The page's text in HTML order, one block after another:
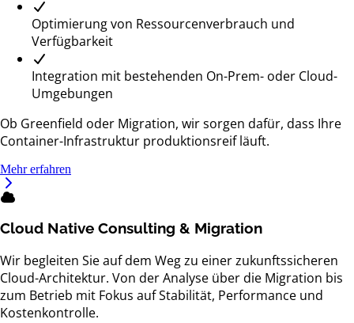
Optimierung von Ressourcenverbrauch und
Verfügbarkeit
Integration mit bestehenden On-Prem- oder Cloud-
Umgebungen
Ob Greenfield oder Migration, wir sorgen dafür, dass Ihre
Container-Infrastruktur produktionsreif läuft.
Mehr erfahren
Cloud Native Consulting & Migration
Wir begleiten Sie auf dem Weg zu einer zukunftssicheren
Cloud-Architektur. Von der Analyse über die Migration bis
zum Betrieb mit Fokus auf Stabilität, Performance und
Kostenkontrolle.